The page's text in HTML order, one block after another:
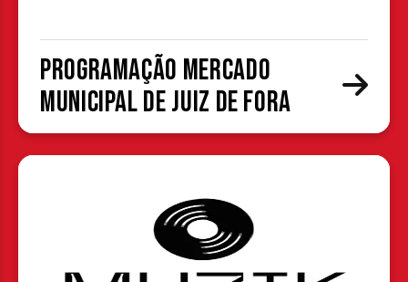
Programação Mercado
Municipal de Juiz de Fora